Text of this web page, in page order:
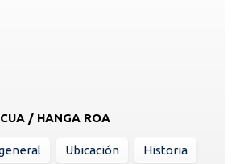
/ HANGA ROA
Ubicación Historia